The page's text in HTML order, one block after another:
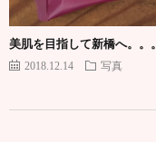
美肌を目指して新橋へ。。。
2018.12.14 写真